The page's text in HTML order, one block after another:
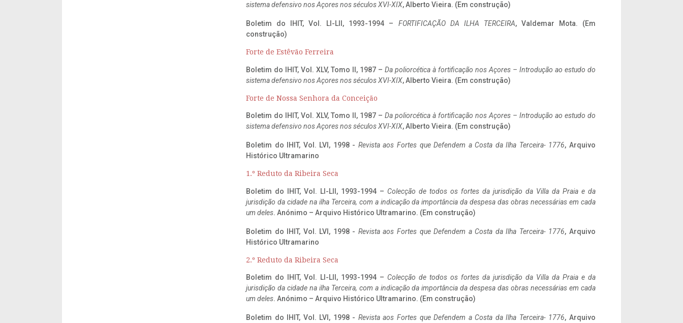
sistema defensivo nos Açores nos séculos XVI-XIX, Alberto Vieira. (Em construção)
Boletim do IHIT, Vol. LI-LII, 1993-1994 – FORTIFICAÇÃO DA ILHA TERCEIRA, Valdemar Mota. (Em
construção)
Forte de Estêvão Ferreira
Boletim do IHIT, Vol. XLV, Tomo II, 1987 – Da poliorcética à fortificação nos Açores – Introdução ao estudo do
sistema defensivo nos Açores nos séculos XVI-XIX, Alberto Vieira. (Em construção)
Forte de Nossa Senhora da Conceição
Boletim do IHIT, Vol. XLV, Tomo II, 1987 – Da poliorcética à fortificação nos Açores – Introdução ao estudo do
sistema defensivo nos Açores nos séculos XVI-XIX, Alberto Vieira. (Em construção)
Boletim do IHIT, Vol. LVI, 1998 - Revista aos Fortes que Defendem a Costa da Ilha Terceira- 1776, Arquivo
Histórico Ultramarino
1.º Reduto da Ribeira Seca
Boletim do IHIT, Vol. LI-LII, 1993-1994 – Colecção de todos os fortes da jurisdição da Villa da Praia e da
jurisdição da cidade na ilha Terceira, com a indicação da importância da despesa das obras necessárias em cada
um deles. Anónimo – Arquivo Histórico Ultramarino. (Em construção)
Boletim do IHIT, Vol. LVI, 1998 - Revista aos Fortes que Defendem a Costa da Ilha Terceira- 1776, Arquivo
Histórico Ultramarino
2.º Reduto da Ribeira Seca
Boletim do IHIT, Vol. LI-LII, 1993-1994 – Colecção de todos os fortes da jurisdição da Villa da Praia e da
jurisdição da cidade na ilha Terceira, com a indicação da importância da despesa das obras necessárias em cada
um deles. Anónimo – Arquivo Histórico Ultramarino. (Em construção)
Boletim do IHIT, Vol. LVI, 1998 - Revista aos Fortes que Defendem a Costa da Ilha Terceira- 1776, Arquivo